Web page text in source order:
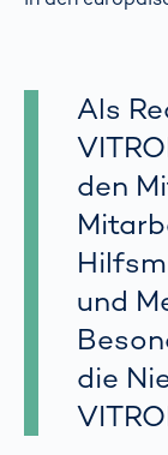
Als
den
und
die